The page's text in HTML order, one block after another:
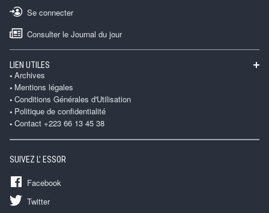
Se connecter
Consulter le Journal du jour
LIEN UTILES
Archives
Mentions légales
Conditions Générales d'Utilisation
Politique de confidentialité
Contact +223 66 13 45 38
SUIVEZ L' ESSOR
Facebook
Twitter